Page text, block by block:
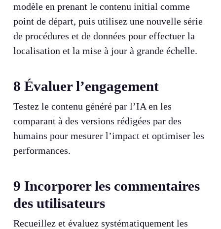
modèle en prenant le contenu initial comme
point de départ, puis utilisez une nouvelle série
de procédures et de données pour effectuer la
localisation et la mise à jour à grande échelle.
8 Évaluer l’engagement
Testez le contenu généré par l’IA en les
comparant à des versions rédigées par des
humains pour mesurer l’impact et optimiser les
performances.
9 Incorporer les commentaires
des utilisateurs
Recueillez et évaluez systématiquement les